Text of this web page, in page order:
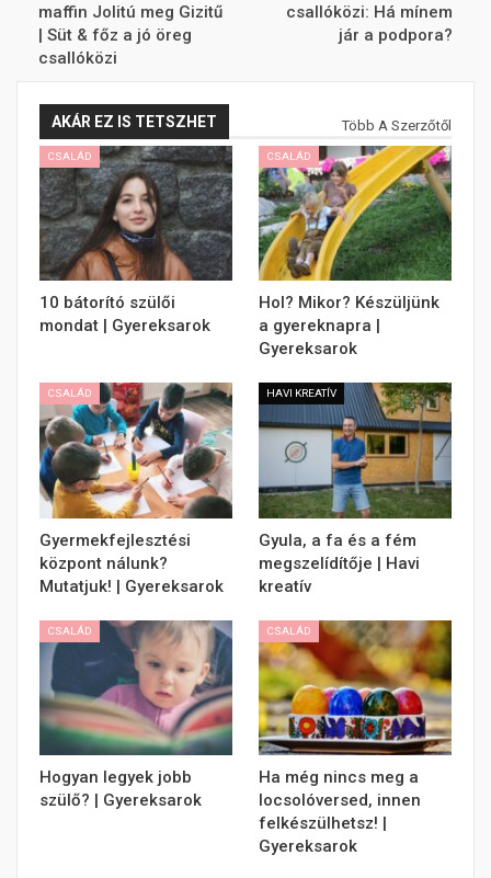
maffin Jolitú meg Gizitű
| Süt & főz a jó öreg
csallóközi
csallóközi: Há mínem
jár a podpora?
AKÁR EZ IS TETSZHET Több A Szerzőtől
CSALÁD
10 bátorító szülői
mondat | Gyereksarok
CSALÁD
Hol? Mikor? Készüljünk
a gyereknapra |
Gyereksarok
CSALÁD
Gyermekfejlesztési
központ nálunk?
Mutatjuk! | Gyereksarok
HAVI KREATÍV
Gyula, a fa és a fém
megszelídítője | Havi
kreatív
CSALÁD
Hogyan legyek jobb
szülő? | Gyereksarok
CSALÁD
Ha még nincs meg a
locsolóversed, innen
felkészülhetsz! |
Gyereksarok